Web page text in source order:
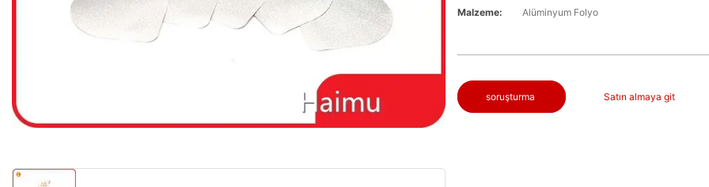
Malzeme: Alüminyum Folyo
soruşturma Satın almaya git